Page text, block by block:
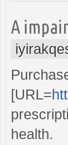
A
[URL=
health.